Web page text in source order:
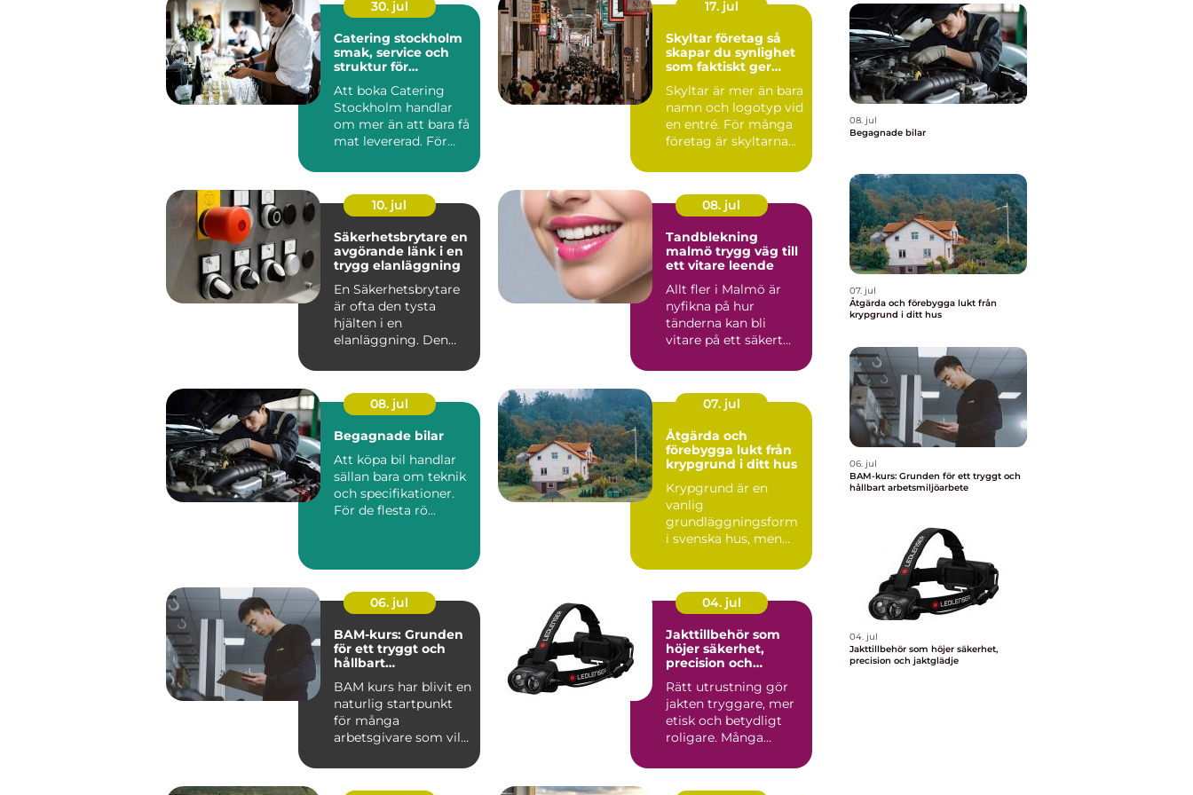
30. jul
Catering stockholm
smak, service och
struktur för
Att boka Catering
Stockholm handlar
om mer än att bara få
mat levererad. För
röda...
17. jul
Skyltar företag så
skapar du synlighet
som faktiskt ger
Skyltar är mer än bara
namn och logotyp vid
en entré. För många
företag är skyltarna
10. jul
Säkerhetsbrytare en
avgörande länk i en
trygg elanläggning
En Säkerhetsbrytare
är ofta den tysta
hjälten i en
elanläggning. Den
vardagen, men nä...
08. jul
Tandblekning
malmö trygg väg till
ett vitare leende
Allt fler i Malmö är
nyfikna på hur
tänderna kan bli
vitare på ett säkert
r...
08. jul
Begagnade bilar
Att köpa bil handlar
sällan bara om teknik
och specifikationer.
För de flesta rö...
07. jul
Åtgärda och
förebygga lukt från
krypgrund i ditt hus
Krypgrund är en
vanlig
grundläggningsform
i svenska hus, men
uts...
06. jul
BAM-kurs: Grunden
för ett tryggt och
hållbart
BAM kurs har blivit en
naturlig startpunkt
för många
arbetsgivare som vill
04. jul
Jakttillbehör som
höjer säkerhet,
precision och
Rätt utrustning gör
jakten tryggare, mer
etisk och betydligt
roligare. Många
vapen...
08. jul
Begagnade bilar
07. jul
Åtgärda och förebygga lukt från
krypgrund i ditt hus
06. jul
BAM-kurs: Grunden för ett tryggt och
hållbart arbetsmiljöarbete
04. jul
Jakttillbehör som höjer säkerhet,
precision och jaktglädje